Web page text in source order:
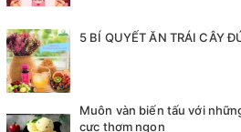
5 BÍ QUYẾT ĂN TRÁI CÂY
Muôn vàn biến tấu với
cực thơm ngon